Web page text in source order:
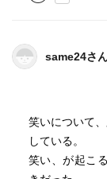
same24さ
笑いについて
している。
笑い、が起こ